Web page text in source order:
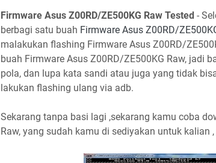
Firmware Asus Z00RD/ZE500KG Raw Tested -
berbagi satu buah Firmware Asus Z00RD/
malakukan flashing Firmware Asus Z00RD/
buah Firmware Asus Z00RD/ZE500KG Raw, jadi
pola, dan lupa kata sandi atau juga yang tidak
lakukan flashing ulang via adb.
Sekarang tanpa basi lagi ,sekarang kamu coba
Raw, yang sudah kamu di sediyakan untuk kalian